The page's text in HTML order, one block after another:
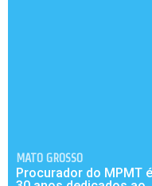
MATO GROSSO
Procurador do MPMT